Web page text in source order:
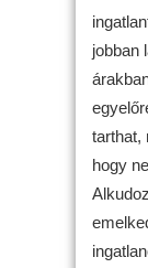
jobban
tarthat,
hogy